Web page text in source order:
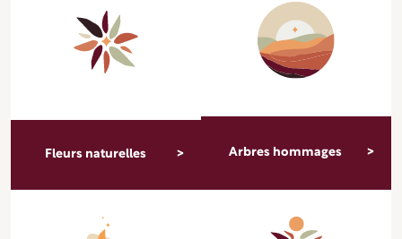
Fleurs naturelles Arbres hommages